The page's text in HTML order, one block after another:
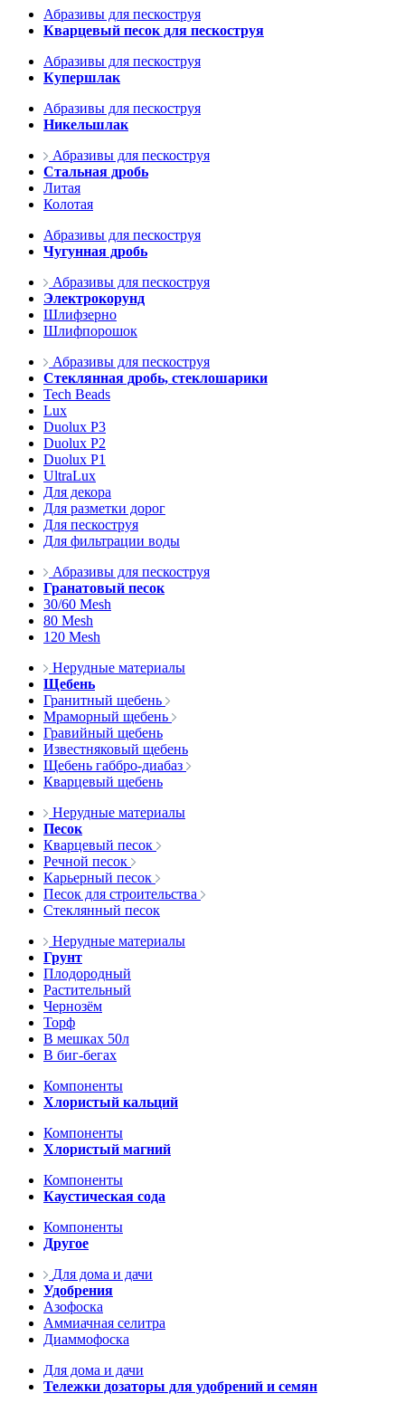
Абразивы для пескоструя
Кварцевый песок для пескоструя
Абразивы для пескоструя
Купершлак
Абразивы для пескоструя
Никельшлак
Абразивы для пескоструя
Стальная дробь
Литая
Колотая
Абразивы для пескоструя
Чугунная дробь
Абразивы для пескоструя
Электрокорунд
Шлифзерно
Шлифпорошок
Абразивы для пескоструя
Стеклянная дробь, стеклошарики
Tech Beads
Lux
Duolux P3
Duolux P2
Duolux P1
UltraLux
Для декора
Для разметки дорог
Для пескоструя
Для фильтрации воды
Абразивы для пескоструя
Гранатовый песок
30/60 Mesh
80 Mesh
120 Mesh
Нерудные материалы
Щебень
Гранитный щебень
Мраморный щебень
Гравийный щебень
Известняковый щебень
Щебень габбро-диабаз
Кварцевый щебень
Нерудные материалы
Песок
Кварцевый песок
Речной песок
Карьерный песок
Песок для строительства
Стеклянный песок
Нерудные материалы
Грунт
Плодородный
Растительный
Чернозём
Торф
В мешках 50л
В биг-бегах
Компоненты
Хлористый кальций
Компоненты
Хлористый магний
Компоненты
Каустическая сода
Компоненты
Другое
Для дома и дачи
Удобрения
Азофоска
Аммиачная селитра
Диаммофоска
Для дома и дачи
Тележки дозаторы для удобрений и семян